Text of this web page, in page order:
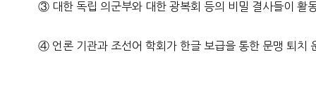
③ 대한 독립 의군부와 대한 광복회 등의 비밀 결사들이 활
④ 언론 기관과 조선어 학회가 한글 보급을 통한 문맹 퇴치